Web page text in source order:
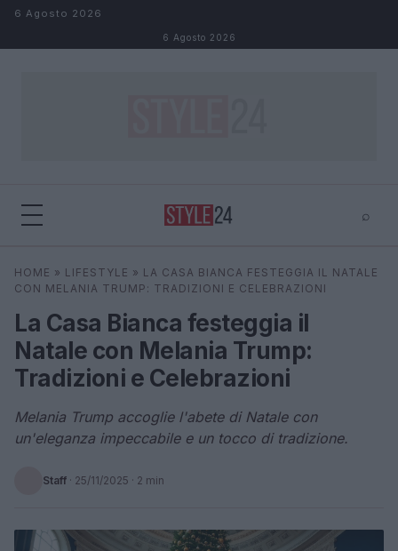
Salta al contenuto
6 Agosto 2026
6 Agosto 2026
⌕
Cerca ⌕ ×
HOME » LIFESTYLE » LA CASA BIANCA FESTEGGIA IL NATALE
CON MELANIA TRUMP: TRADIZIONI E CELEBRAZIONI
La Casa Bianca festeggia il
Natale con Melania Trump:
Tradizioni e Celebrazioni
Melania Trump accoglie l'abete di Natale con
un'eleganza impeccabile e un tocco di tradizione.
Staff · 25/11/2025 · 2 min